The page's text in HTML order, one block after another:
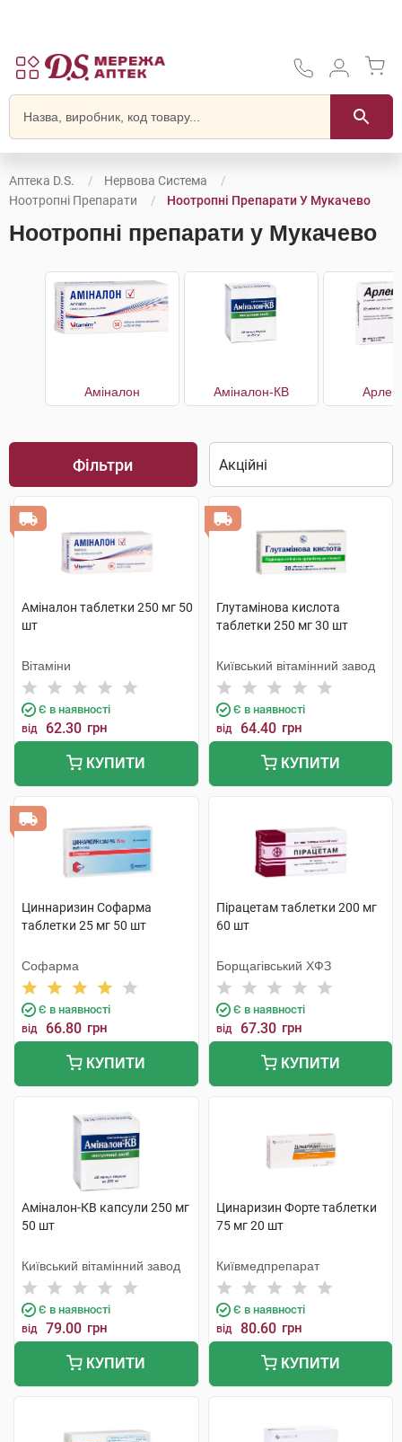
Аптека D.S.
Нервова Система
Ноотропні Препарати
Ноотропні Препарати У Мукачево
Ноотропні препарати у Мукачево
Аміналон Аміналон-КВ
Фільтри
Аміналон таблетки 250 мг 50
шт
Вітаміни
Є в наявності
від 62.30 грн
КУПИТИ
Глутамінова кислота
таблетки 250 мг 30 шт
Київський вітамінний завод
Є в наявності
від 64.40 грн
КУПИТИ
Циннаризин Софарма
таблетки 25 мг 50 шт
Софарма
Є в наявності
від 66.80 грн
КУПИТИ
Пірацетам таблетки 200 мг
60 шт
Борщагівський ХФЗ
Є в наявності
від 67.30 грн
КУПИТИ
Аміналон-КВ капсули 250 мг
50 шт
Київський вітамінний завод
Є в наявності
від 79.00 грн
КУПИТИ
Цинаризин Форте таблетки
75 мг 20 шт
Київмедпрепарат
Є в наявності
від 80.60 грн
КУПИТИ